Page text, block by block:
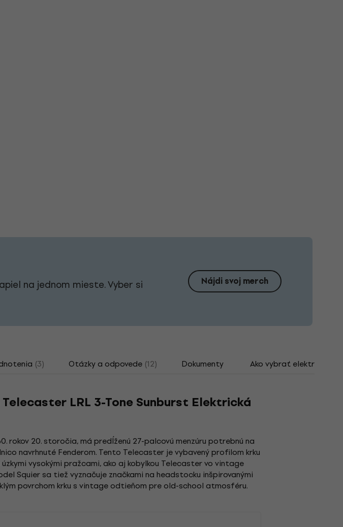
na jednom mieste. Vyber si Nájdi svoj merch
(3) Otázky a odpovede (12) Dokumenty Ako vybrať elektrickú
LRL 3-Tone Sunburst Elektrická
20. storočia, má predĺženú 27-palcovú menzúru potrebnú na
navrhnuté Fenderom. Tento Telecaster je vybavený profilom krku
vysokými pražcami, ako aj kobylkou Telecaster vo vintage
Squier sa tiež vyznačuje značkami na headstocku inšpirovanými
povrchom krku s vintage odtieňom pre old-school atmosféru.